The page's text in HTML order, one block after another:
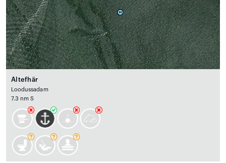
Altefhär
Loodussadam
7.3 nm S